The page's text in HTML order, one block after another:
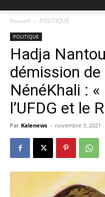
Accueil POLITIQUE
POLITIQUE
Hadja
démission de
NénéKhali :
l’UFDG et le
Par Kalenews - novembre 3, 2021